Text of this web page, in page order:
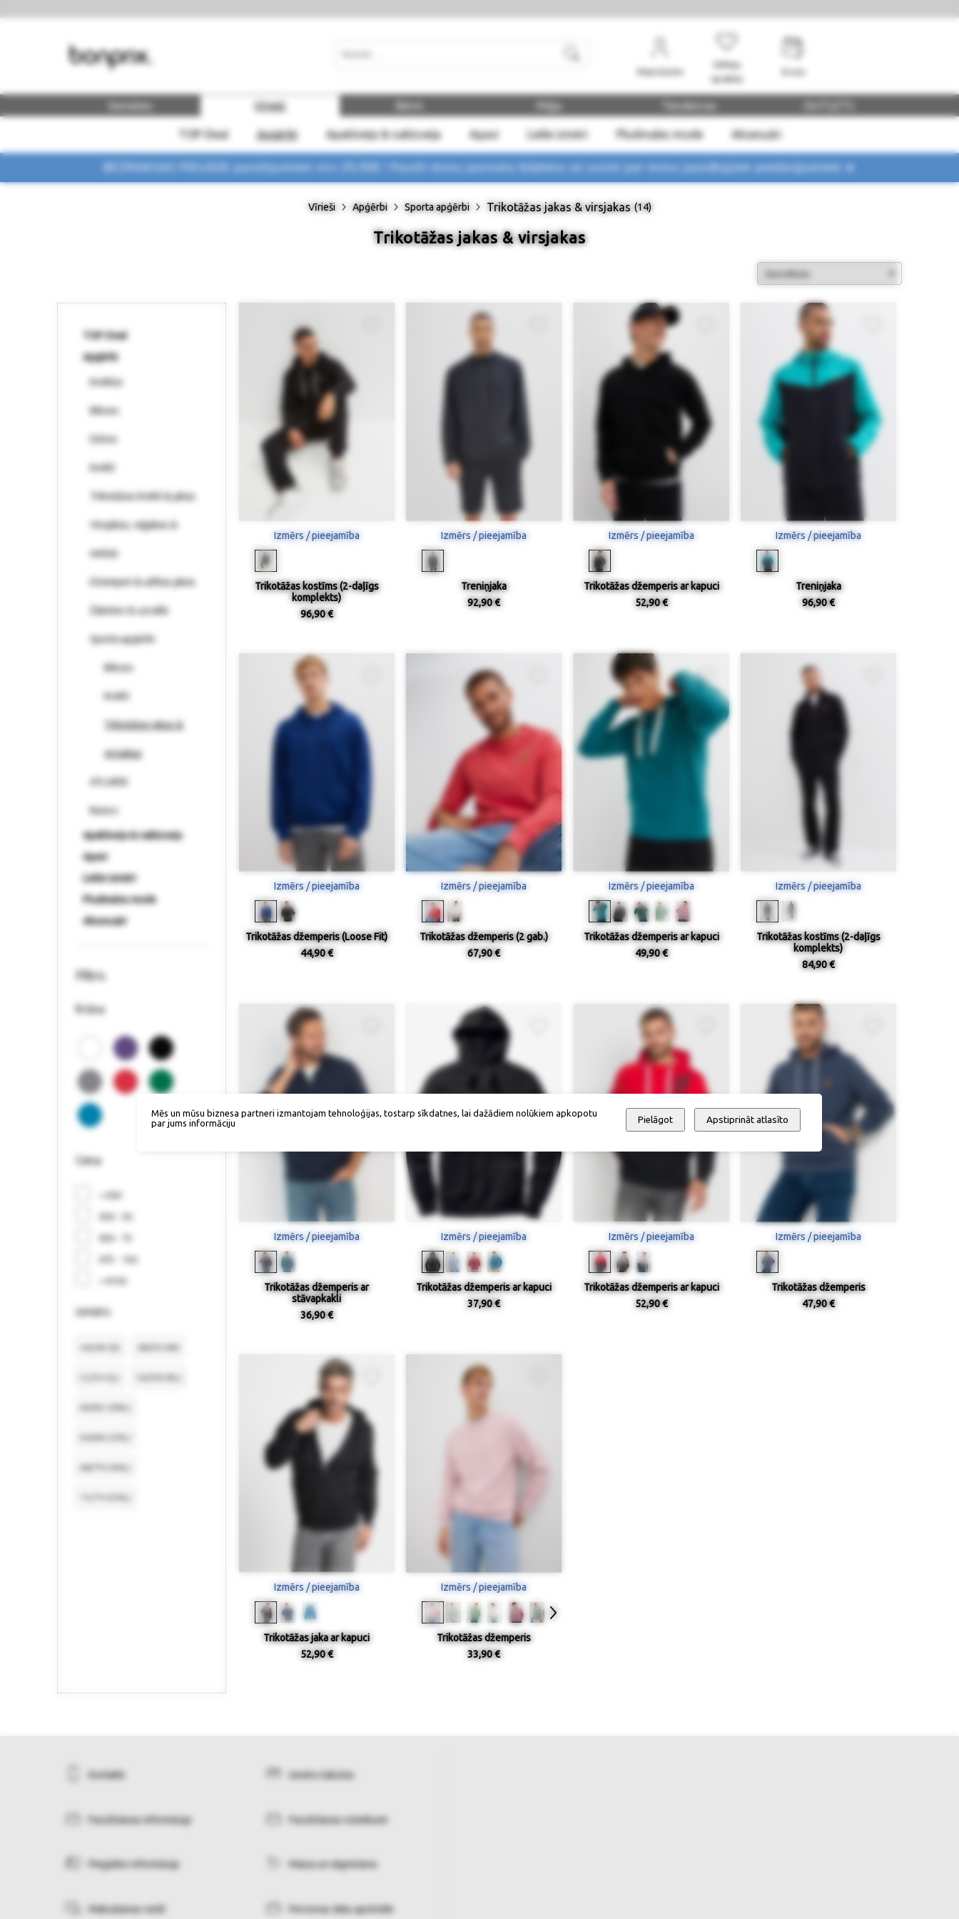
Mans konts
Vēlmju
saraksts
Sievietes Vīrieši
TOP-Deal Apģērbi Apakšveļa & naktsveļa Apavi Lielie izmēri Pludmales mode Aksesuāri
Māja Tendences
BEZMAKSAS PIEGĀDE pasūtījumiem virs 29,90€ ! Pasūti mūsu jaunumu biļetenu un uzzini par mūsu jaunākajiem piedāvājumiem ➤
Vīrieši Apģērbi Sporta apģērbi Trikotāžas jakas & virsjakas (14)
Trikotāžas jakas & virsjakas
TOP-Deal
Apģērbi
Krekliņi
Bikses
Džinsi
Krekli
Trikotāžas krekli & jakas
Virsjakas, vējjakas &
mēteļi
Džemperi & adītas jakas
Žaketes & uzvalki
Sporta apģērbi
Bikses
Krekli
Trikotāžas jakas &
virsjakas
ATLAIDE
Basics
Apakšveļa & naktsveļa
Apavi
Lielie izmēri
Pludmales mode
Aksesuāri
Filtrs
Krāsa
Cena
< €30
€30 - 50
€50 - 75
€75 - 150
> €150
izmērs
Izmērs / pieejamība
Trikotāžas kostīms (2-daļīgs
komplekts)
96,90 €
Izmērs / pieejamība
Treniņjaka
92,90 €
Izmērs / pieejamība
Trikotāžas džemperis ar kapuci
52,90 €
Izmērs / pieejamība
Treniņjaka
96,90 €
Izmērs / pieejamība
Trikotāžas džemperis (Loose Fit)
44,90 €
Izmērs / pieejamība
Trikotāžas džemperis (2 gab.)
67,90 €
Izmērs / pieejamība
Trikotāžas džemperis ar kapuci
49,90 €
Izmērs / pieejamība
Trikotāžas kostīms (2-daļīgs
komplekts)
84,90 €
Izmērs / pieejamība
Trikotāžas džemperis ar
stāvapkakli
36,90 €
Izmērs / pieejamība
Trikotāžas džemperis ar kapuci
37,90 €
Izmērs / pieejamība
Trikotāžas džemperis ar kapuci
52,90 €
Izmērs / pieejamība
Trikotāžas džemperis
47,90 €
Izmērs / pieejamība
Trikotāžas jaka ar kapuci
52,90 €
Izmērs / pieejamība
Trikotāžas džemperis
33,90 €
Kontakti Izmēru tabulas
Pasūtīšanas informācija Pasūtīšanas noteikumi
Piegādes informācija Maiņa un atgriešana
Maksāšanas veidi Personas datu apstrāde
Mēs un mūsu biznesa partneri izmantojam tehnoloģijas, tostarp sīkdatnes, lai dažādiem nolūkiem apkopotu
par jums informāciju
Pielāgot Apstiprināt atlasīto